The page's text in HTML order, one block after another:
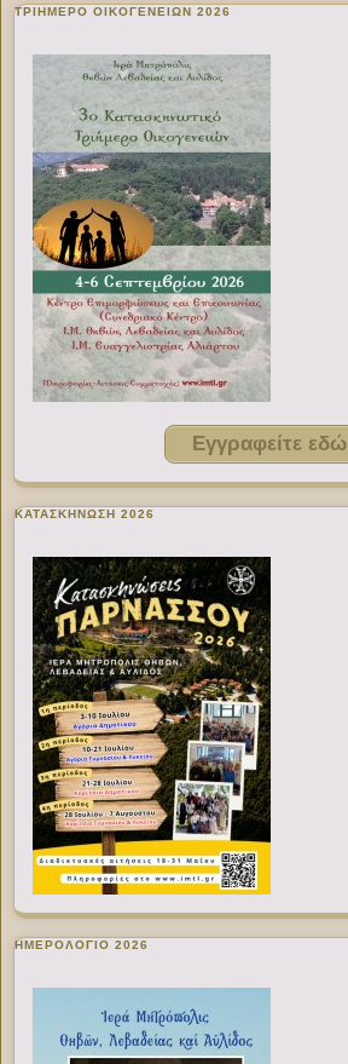
ΤΡΙΗΜΕΡΟ ΟΙΚΟΓΕΝΕΙΩΝ 2026
Εγγραφείτε εδώ
ΚΑΤΑΣΚΗΝΩΣΗ 2026
ΗΜΕΡΟΛΟΓΙΟ 2026